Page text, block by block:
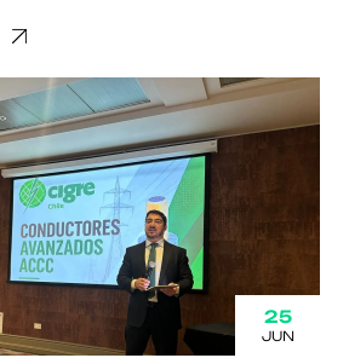
25
JUN